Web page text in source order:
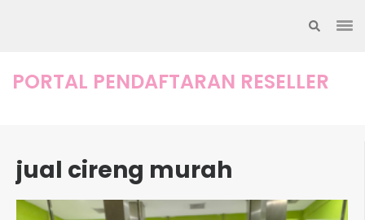
Enter)PORTAL PENDAFTARAN RESELLER
jual cireng murah